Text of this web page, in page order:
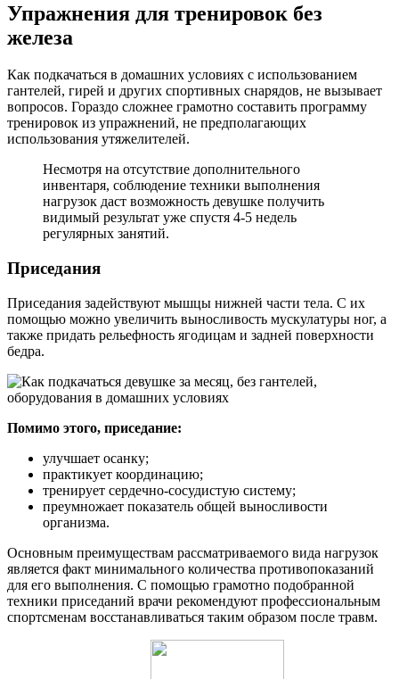
Упражнения для тренировок без
железа
Как подкачаться в домашних условиях с использованием
гантелей, гирей и других спортивных снарядов, не вызывает
вопросов. Гораздо сложнее грамотно составить программу
тренировок из упражнений, не предполагающих
использования утяжелителей.
Несмотря на отсутствие дополнительного
инвентаря, соблюдение техники выполнения
нагрузок даст возможность девушке получить
видимый результат уже спустя 4-5 недель
регулярных занятий.
Приседания
Приседания задействуют мышцы нижней части тела. С их
помощью можно увеличить выносливость мускулатуры ног, а
также придать рельефность ягодицам и задней поверхности
бедра.
Помимо этого, приседание:
улучшает осанку;
практикует координацию;
тренирует сердечно-сосудистую систему;
преумножает показатель общей выносливости
организма.
Основным преимуществам рассматриваемого вида нагрузок
является факт минимального количества противопоказаний
для его выполнения. С помощью грамотно подобранной
техники приседаний врачи рекомендуют профессиональным
спортсменам восстанавливаться таким образом после травм.